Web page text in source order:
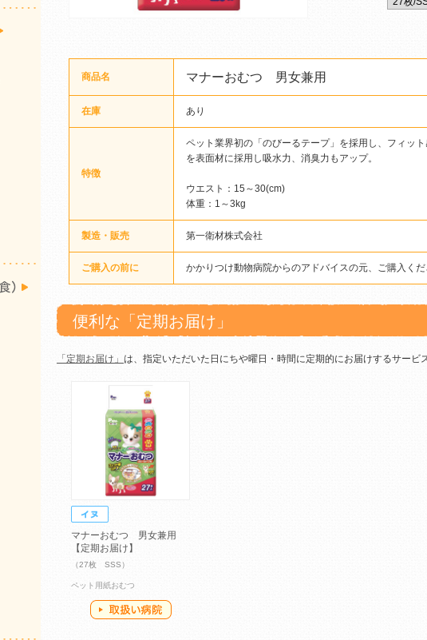
商品名 マナーおむつ 男女兼用
在庫 あり
特徴
ペット業界初の「のびーるテープ」を採用し、フィッ
を表面材に採用し吸水力、消臭力もアップ。
ウエスト：15～30(cm)
体重：1～3kg
製造・販売 第一衛材株式会社
ご購入の前に かかりつけ動物病院からのアドバイスの元、ご購入く
便利な「定期お届け」
「定期お届け」 は、指定いただいた日にちや曜日・時間に定期的にお届けするサービ
マナーおむつ 男女兼用
【定期お届け】
（27枚 SSS）
ペット用紙おむつ